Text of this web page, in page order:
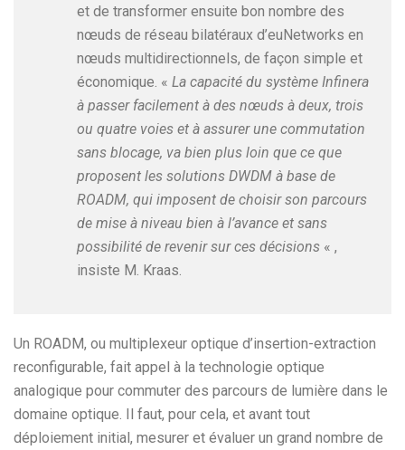
et de transformer ensuite bon nombre des
nœuds de réseau bilatéraux d’euNetworks en
nœuds multidirectionnels, de façon simple et
économique. « La capacité du système Infinera
à passer facilement à des nœuds à deux, trois
ou quatre voies et à assurer une commutation
sans blocage, va bien plus loin que ce que
proposent les solutions DWDM à base de
ROADM, qui imposent de choisir son parcours
de mise à niveau bien à l’avance et sans
possibilité de revenir sur ces décisions « ,
insiste M. Kraas.
Un ROADM, ou multiplexeur optique d’insertion-extraction
reconfigurable, fait appel à la technologie optique
analogique pour commuter des parcours de lumière dans le
domaine optique. Il faut, pour cela, et avant tout
déploiement initial, mesurer et évaluer un grand nombre de